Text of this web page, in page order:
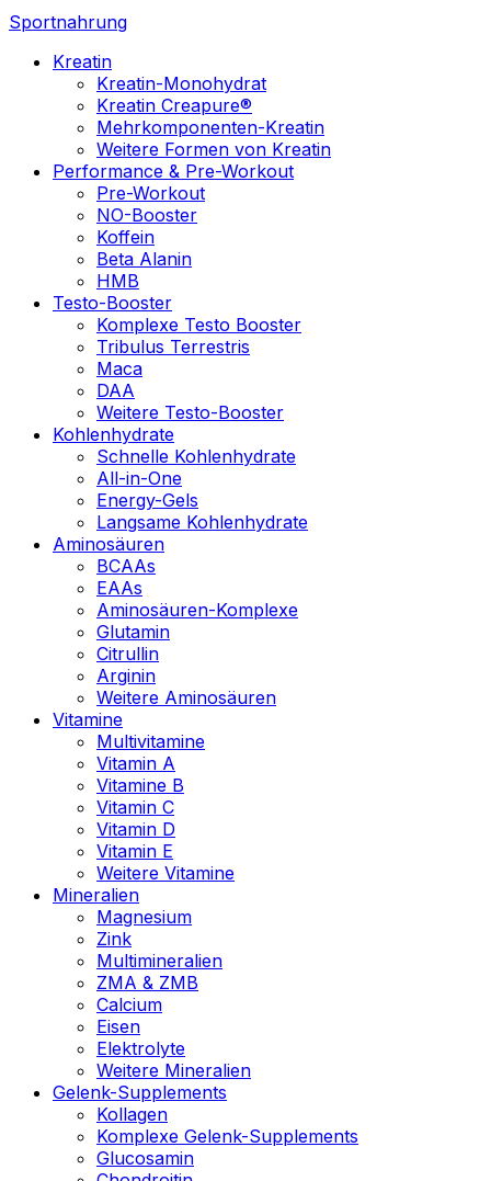
Sportnahrung
Kreatin
Kreatin-Monohydrat
Kreatin Creapure®
Mehrkomponenten-Kreatin
Weitere Formen von Kreatin
Performance & Pre-Workout
Pre-Workout
NO-Booster
Koffein
Beta Alanin
HMB
Testo-Booster
Komplexe Testo Booster
Tribulus Terrestris
Maca
DAA
Weitere Testo-Booster
Kohlenhydrate
Schnelle Kohlenhydrate
All-in-One
Energy-Gels
Langsame Kohlenhydrate
Aminosäuren
BCAAs
EAAs
Aminosäuren-Komplexe
Glutamin
Citrullin
Arginin
Weitere Aminosäuren
Vitamine
Multivitamine
Vitamin A
Vitamine B
Vitamin C
Vitamin D
Vitamin E
Weitere Vitamine
Mineralien
Magnesium
Zink
Multimineralien
ZMA & ZMB
Calcium
Eisen
Elektrolyte
Weitere Mineralien
Gelenk-Supplements
Kollagen
Komplexe Gelenk-Supplements
Glucosamin